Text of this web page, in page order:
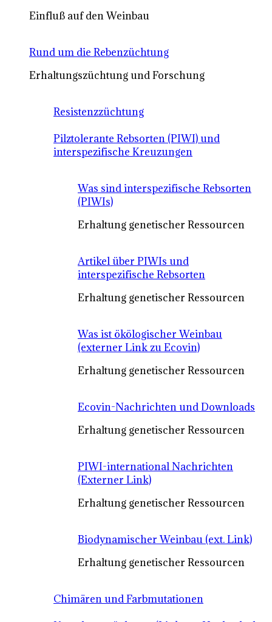
Einfluß auf den Weinbau
Rund um die Rebenzüchtung
Erhaltungszüchtung und Forschung
Resistenzzüchtung
Pilztolerante Rebsorten (PIWI) und
interspezifische Kreuzungen
Was sind interspezifische Rebsorten
(PIWIs)
Erhaltung genetischer Ressourcen
Artikel über PIWIs und
interspezifische Rebsorten
Erhaltung genetischer Ressourcen
Was ist ökölogischer Weinbau
(externer Link zu Ecovin)
Erhaltung genetischer Ressourcen
Ecovin-Nachrichten und Downloads
Erhaltung genetischer Ressourcen
PIWI-international Nachrichten
(Externer Link)
Erhaltung genetischer Ressourcen
Biodynamischer Weinbau (ext. Link)
Erhaltung genetischer Ressourcen
Chimären und Farbmutationen